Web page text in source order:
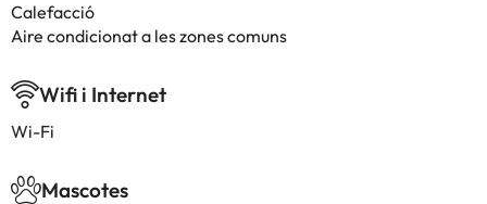
Calefacció
Aire condicionat a les zones comuns
Wifi i Internet
Wi-Fi
Mascotes